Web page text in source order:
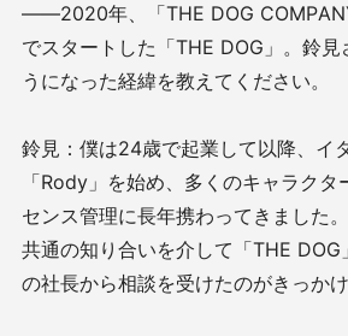
――2020年、「THE DOG
でスタートした「THE DOG」。鈴見
うになった経緯を教えてください。
鈴見：僕は24歳で起業して以降、イ
「Rody」を始め、多くのキャラクタ
センス管理に長年携わってきました
共通の知り合いを介して「THE DOG
の社長から相談を受けたのがきっかけ